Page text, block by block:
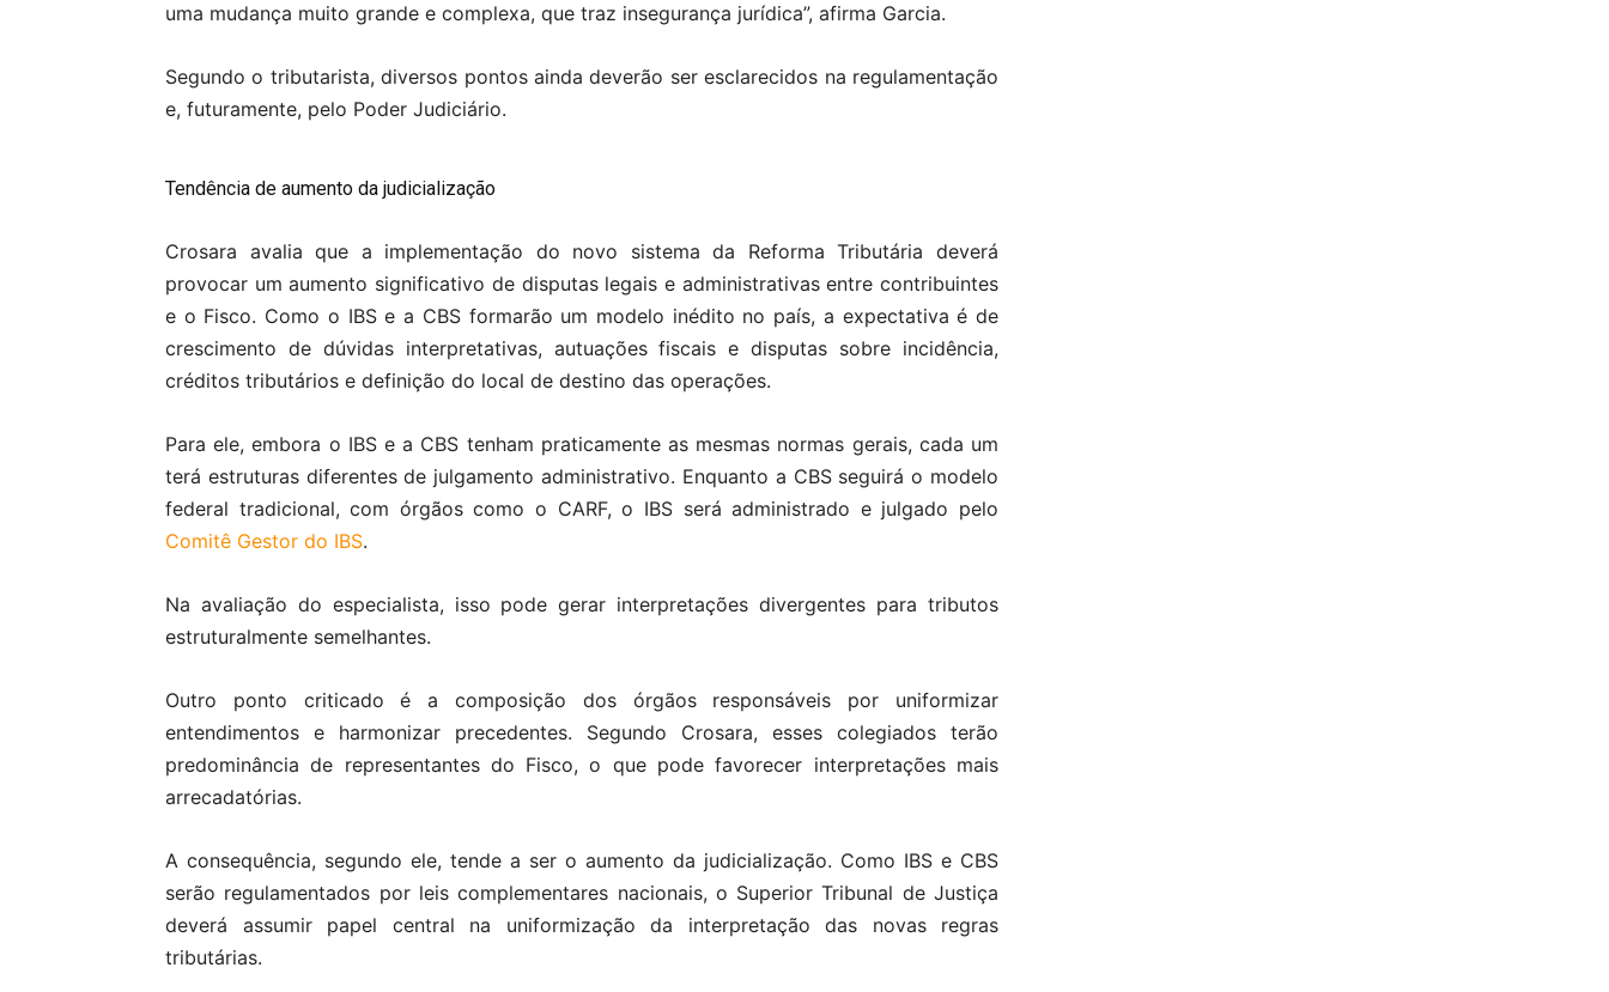
uma mudança muito grande e complexa, que traz insegurança jurídica”, afirma Garcia.
Segundo o tributarista, diversos pontos ainda deverão ser esclarecidos na regulamentação
e, futuramente, pelo Poder Judiciário.
Tendência de aumento da judicialização
Crosara avalia que a implementação do novo sistema da Reforma Tributária deverá
provocar um aumento significativo de disputas legais e administrativas entre contribuintes
e o Fisco. Como o IBS e a CBS formarão um modelo inédito no país, a expectativa é de
crescimento de dúvidas interpretativas, autuações fiscais e disputas sobre incidência,
créditos tributários e definição do local de destino das operações.
Para ele, embora o IBS e a CBS tenham praticamente as mesmas normas gerais, cada um
terá estruturas diferentes de julgamento administrativo. Enquanto a CBS seguirá o modelo
federal tradicional, com órgãos como o CARF, o IBS será administrado e julgado pelo
Comitê Gestor do IBS.
Na avaliação do especialista, isso pode gerar interpretações divergentes para tributos
estruturalmente semelhantes.
Outro ponto criticado é a composição dos órgãos responsáveis por uniformizar
entendimentos e harmonizar precedentes. Segundo Crosara, esses colegiados terão
predominância de representantes do Fisco, o que pode favorecer interpretações mais
arrecadatórias.
A consequência, segundo ele, tende a ser o aumento da judicialização. Como IBS e CBS
serão regulamentados por leis complementares nacionais, o Superior Tribunal de Justiça
deverá assumir papel central na uniformização da interpretação das novas regras
tributárias.